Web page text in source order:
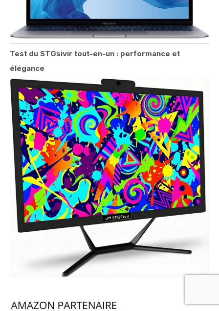
Test du STGsivir tout-en-un : performance et
élégance